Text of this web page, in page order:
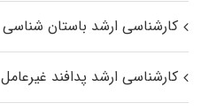
کارشناسی ارشد باستان شناسی
کارشناسی ارشد پدافند غیرعامل